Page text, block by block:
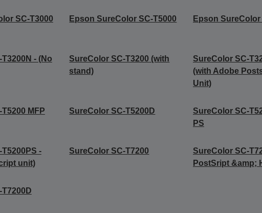
SC-T3000 Epson SureColor SC-T5000 Epson SureColor
- (No
SureColor SC-T3200 (with
stand)
SureColor SC-
(with Adobe
Unit)
MFP
SureColor SC-T5200D
SureColor SC-
PS
-
unit)
SureColor SC-T7200
SureColor SC-
PostSript &amp;